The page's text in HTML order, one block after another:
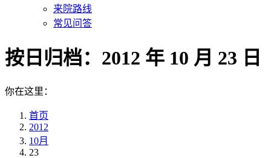
来院路线
常见问答
按日归档： 2012 年 10 月 23 日
你在这里：
首页
2012
10月
23